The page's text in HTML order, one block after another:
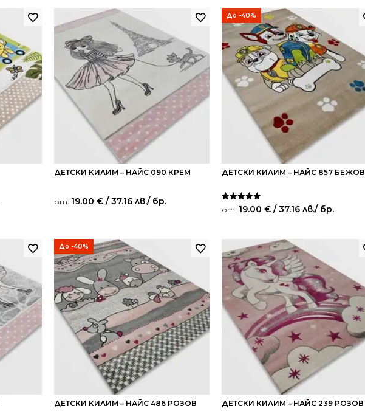
ДЕТСКИ КИЛИМ – НАЙС 090 КРЕМ
от: 19.00 € / 37.16 лв./ бр.
До -40%
ДЕТСКИ КИЛИМ – НАЙС 857 БЕЖОВ
Оценено на
5.00
от: 19.00 € / 37.16 лв./ бр.
До -40%
ДЕТСКИ КИЛИМ – НАЙС 486 РОЗОВ ДЕТСКИ КИЛИМ – НАЙС 239 РОЗОВ